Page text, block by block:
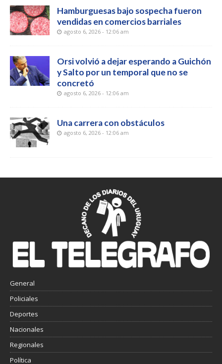
Hamburguesas bajo sospecha fueron
vendidas en comercios barriales
agosto 6, 2026 - 12:06 am
Orsi volvió a dejar esperando a Guichón
y Salto por un temporal que no se
concretó
agosto 6, 2026 - 12:06 am
Una carrera con obstáculos
agosto 6, 2026 - 12:06 am
General
Policiales
Deportes
Nacionales
Regionales
Política